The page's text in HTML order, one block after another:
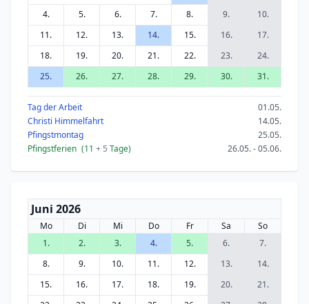
4.
5. 6. 7. 8. 9.
10.
11.
12. 13. 14. 15. 16.
17.
18.
19. 20. 21. 22. 23.
24.
25.
26. 27. 28. 29. 30. 31.
Tag der Arbeit
01.05.
Christi Himmelfahrt
14.05.
Pfingstmontag
25.05.
Pfingstferien (11 + 5 Tage) 26.05. - 05.06.
Juni 2026
Mo Di Mi Do Fr Sa
So
1.
2. 3. 4. 5. 6.
7.
8.
9. 10. 11. 12. 13.
14.
15.
16. 17. 18. 19. 20.
21.